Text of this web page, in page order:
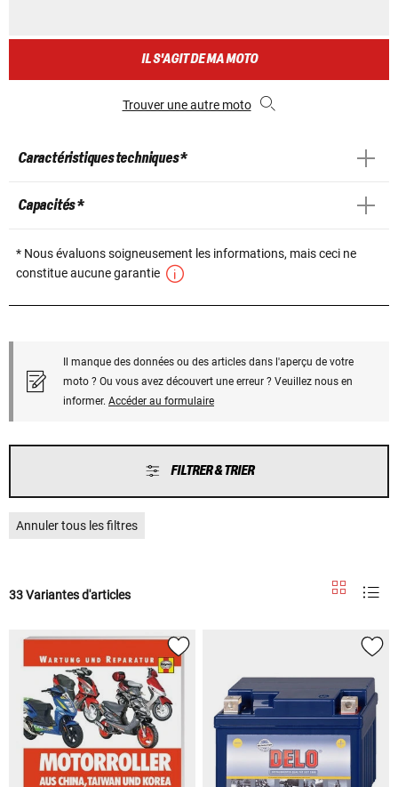
IL S'AGIT DE MA MOTO
Trouver une autre moto
Caractéristiques techniques *
Capacités *
* Nous évaluons soigneusement les informations, mais ceci ne
constitue aucune garantie
Il manque des données ou des articles dans l'aperçu de votre
moto ? Ou vous avez découvert une erreur ? Veuillez nous en
informer. Accéder au formulaire
FILTRER & TRIER
Annuler tous les filtres
33 Variantes d'articles